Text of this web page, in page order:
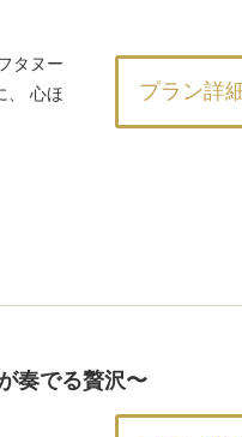
タヌー
、 心ほ
プラン詳
奏でる贅沢〜